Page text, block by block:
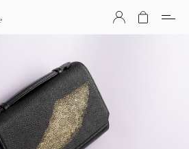
Mens Leather Store（メンズレザーストア）